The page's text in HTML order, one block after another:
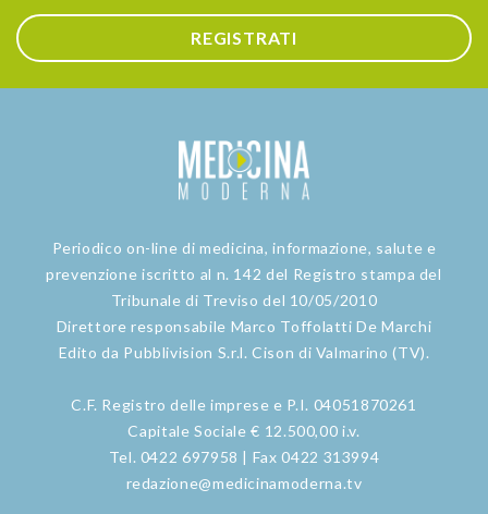
REGISTRATI
Periodico on-line di medicina, informazione, salute e
prevenzione iscritto al n. 142 del Registro stampa del
Tribunale di Treviso del 10/05/2010
Direttore responsabile Marco Toffolatti De Marchi
Edito da Pubblivision S.r.l. Cison di Valmarino (TV).
C.F. Registro delle imprese e P.I. 04051870261
Capitale Sociale € 12.500,00 i.v.
Tel. 0422 697958 | Fax 0422 313994
redazione@medicinamoderna.tv